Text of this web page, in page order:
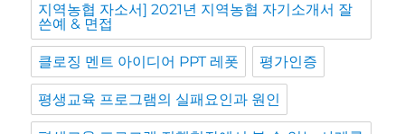
지역농협 자소서] 2021년 지역농협 자기소개서 잘
쓴예 & 면접
클로징 멘트 아이디어 PPT 레폿 평가인증
평생교육 프로그램의 실패요인과 원인